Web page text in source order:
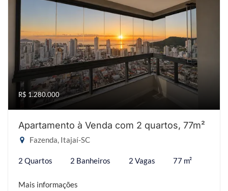
R$ 1.280.000
Apartamento à Venda com 2 quartos, 77m²
Fazenda, Itajaí-SC
2 Quartos 2 Banheiros 2 Vagas 77 m²
Mais informações